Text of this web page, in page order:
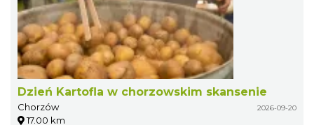
Dzień Kartofla w chorzowskim skansenie
Chorzów 2026-09-20
17.00 km